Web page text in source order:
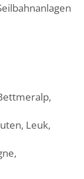
Leuk,